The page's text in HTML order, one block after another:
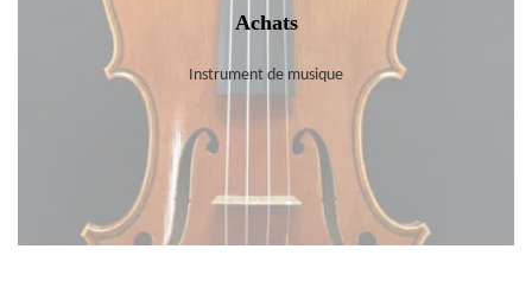
Achats
Instrument de musique